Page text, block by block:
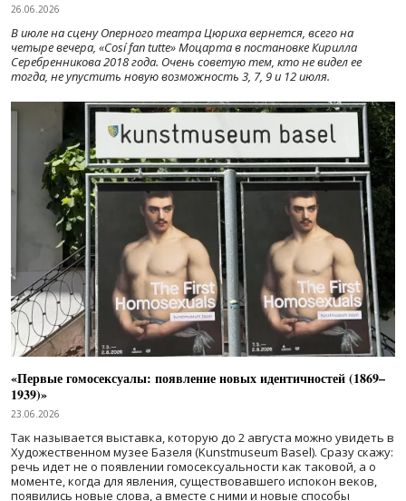
26.06.2026
В июле на сцену Оперного театра Цюриха вернется, всего на
четыре вечера, «Cosí fan tutte» Моцарта в постановке Кирилла
Серебренникова 2018 года. Очень советую тем, кто не видел ее
тогда, не упустить новую возможность 3, 7, 9 и 12 июля.
«Первые гомосексуалы: появление новых идентичностей (1869–
1939)»
23.06.2026
Так называется выставка, которую до 2 августа можно увидеть в
Художественном музее Базеля (Kunstmuseum Basel). Сразу скажу:
речь идет не о появлении гомосексуальности как таковой, а о
моменте, когда для явления, существовавшего испокон веков,
появились новые слова, а вместе с ними и новые способы